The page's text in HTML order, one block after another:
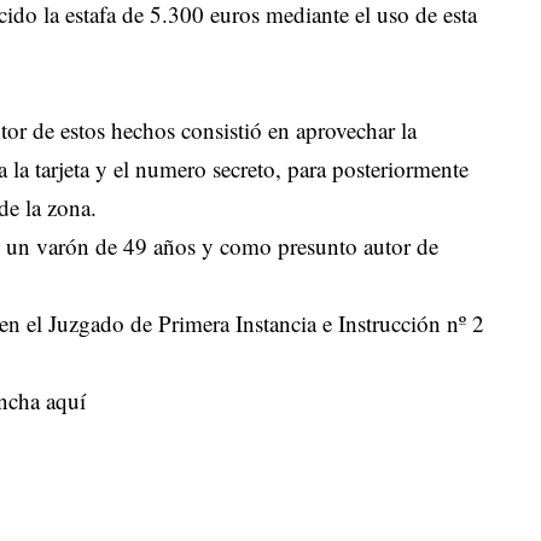
la estafa de 5.300 euros mediante el uso de esta
de estos hechos consistió en aprovechar la
tarjeta y el numero secreto, para posteriormente
la zona.
varón de 49 años y como presunto autor de
el Juzgado de Primera Instancia e Instrucción nº 2
aquí